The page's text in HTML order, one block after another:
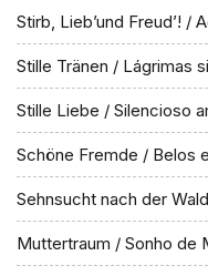
Stirb, Lieb’und Freud’! /
Stille Tränen / Lágrimas
Stille Liebe / Silencioso
Schöne Fremde / Belos
Sehnsucht nach der
Muttertraum / Sonho de